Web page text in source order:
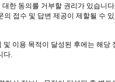
한 동의를 거부할 권리가 있습니다.
의 접수 및 답변 제공이 제할될 수
이용 목적이 달성된 후에는 해당
다.